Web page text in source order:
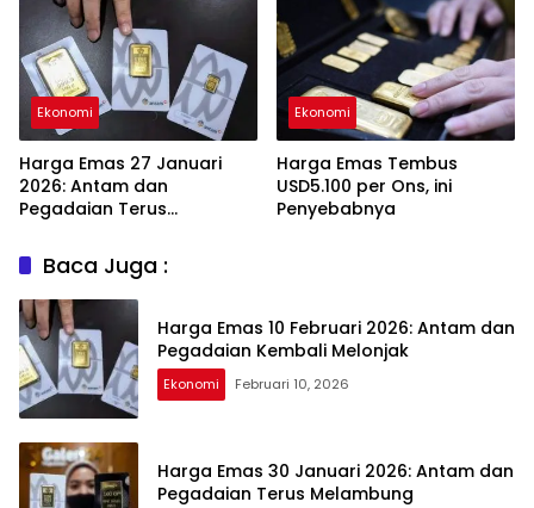
Ekonomi
Harga Emas 27 Januari
2026: Antam dan
Pegadaian Terus
Ekonomi
Harga Emas Tembus
USD5.100 per Ons, ini
Penyebabnya
Baca Juga :
Harga Emas 10 Februari 2026: Antam dan
Pegadaian Kembali Melonjak
Ekonomi Februari 10, 2026
Harga Emas 30 Januari 2026: Antam dan
Pegadaian Terus Melambung